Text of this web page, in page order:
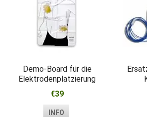
Demo-Board für die
Elektrodenplatzierung
€39
INFO